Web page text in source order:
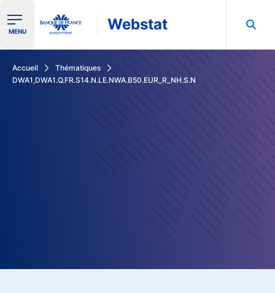
Ouvrir le menu de navigation
MENU Webstat
Accueil
Thématiques
DWA1,DWA1.Q.FR.S14.N.LE.NWA.B50.EUR_R_NH.S.N